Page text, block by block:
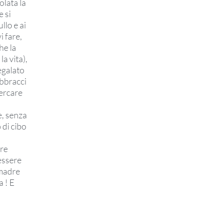
la
si
e ai
fare,
la
vita),
senza
di cibo
! E